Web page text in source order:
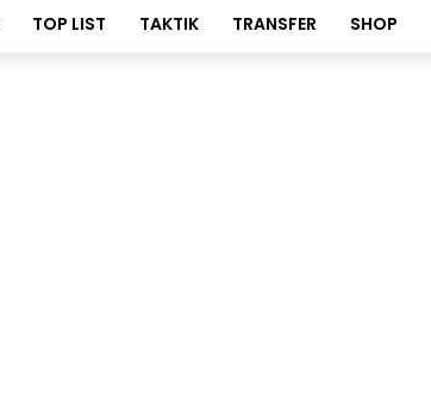
TOP LIST TAKTIK TRANSFER SHOP